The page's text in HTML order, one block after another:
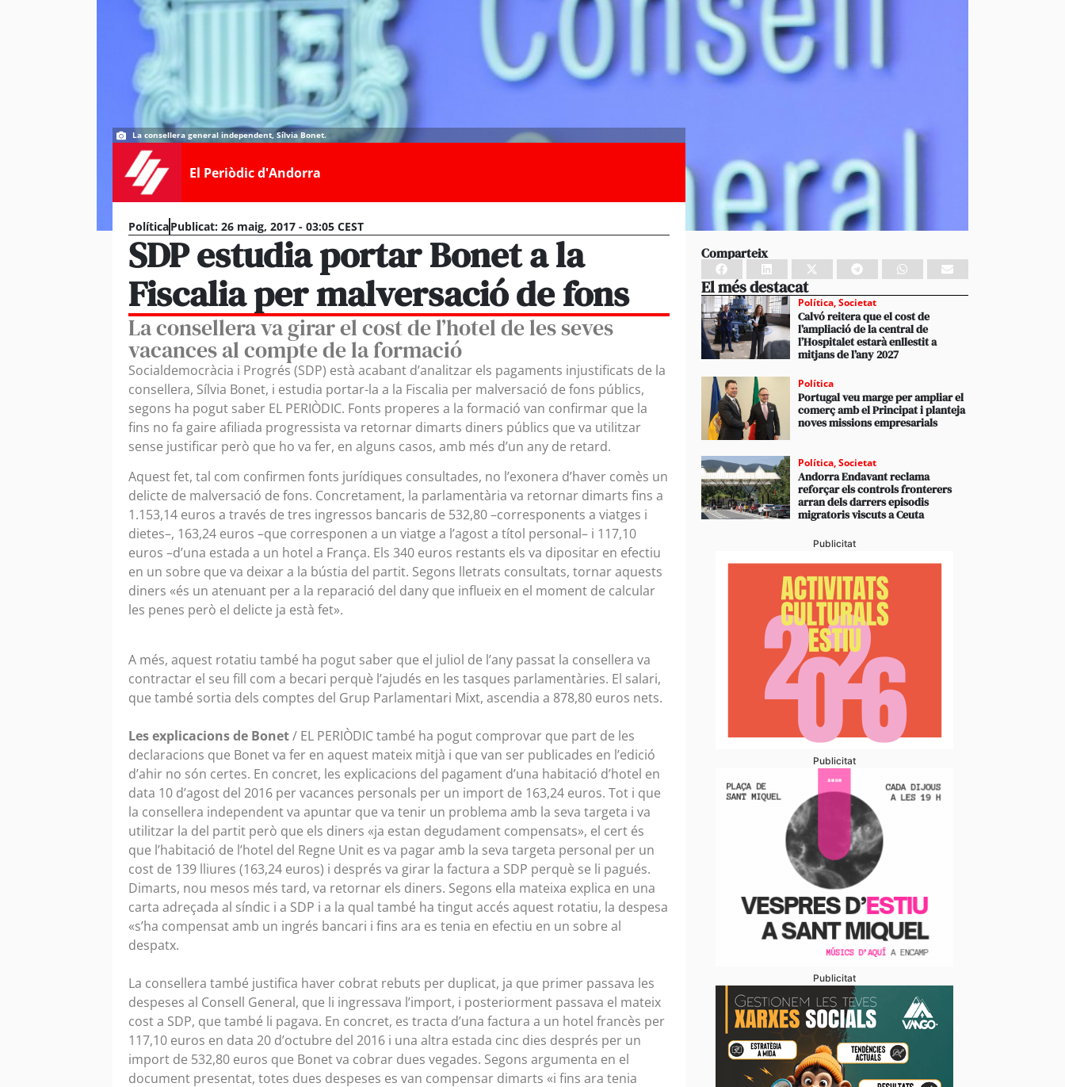
La consellera general independent, Sílvia Bonet.
El Periòdic d'Andorra
PolíticaPublicat: 26 maig, 2017 - 03:05 CEST
SDP estudia portar Bonet a la
Fiscalia per malversació de fons
La consellera va girar el cost de l’hotel de les seves
vacances al compte de la formació
Socialdemocràcia i Progrés (SDP) està acabant d’analitzar els pagaments injustificats de la
consellera, Sílvia Bonet, i estudia portar-la a la Fiscalia per malversació de fons públics,
segons ha pogut saber EL PERIÒDIC. Fonts properes a la formació van confirmar que la
fins no fa gaire afiliada progressista va retornar dimarts diners públics que va utilitzar
sense justificar però que ho va fer, en alguns casos, amb més d’un any de retard.
Aquest fet, tal com confirmen fonts jurídiques consultades, no l’exonera d’haver comès un
delicte de malversació de fons. Concretament, la parlamentària va retornar dimarts fins a
1.153,14 euros a través de tres ingressos bancaris de 532,80 –corresponents a viatges i
dietes–, 163,24 euros –que corresponen a un viatge a l’agost a títol personal– i 117,10
euros –d’una estada a un hotel a França. Els 340 euros restants els va dipositar en efectiu
en un sobre que va deixar a la bústia del partit. Segons lletrats consultats, tornar aquests
diners «és un atenuant per a la reparació del dany que influeix en el moment de calcular
les penes però el delicte ja està fet».
A més, aquest rotatiu també ha pogut saber que el juliol de l’any passat la consellera va
contractar el seu fill com a becari perquè l’ajudés en les tasques parlamentàries. El salari,
que també sortia dels comptes del Grup Parlamentari Mixt, ascendia a 878,80 euros nets.
Les explicacions de Bonet/ EL PERIÒDIC també ha pogut comprovar que part de les
declaracions que Bonet va fer en aquest mateix mitjà i que van ser publicades en l’edició
d’ahir no són certes. En concret, les explicacions del pagament d’una habitació d’hotel en
data 10 d’agost del 2016 per vacances personals per un import de 163,24 euros. Tot i que
la consellera independent va apuntar que va tenir un problema amb la seva targeta i va
utilitzar la del partit però que els diners «ja estan degudament compensats», el cert és
que l’habitació de l’hotel del Regne Unit es va pagar amb la seva targeta personal per un
cost de 139 lliures (163,24 euros) i després va girar la factura a SDP perquè se li pagués.
Dimarts, nou mesos més tard, va retornar els diners. Segons ella mateixa explica en una
carta adreçada al síndic i a SDP i a la qual també ha tingut accés aquest rotatiu, la despesa
«s’ha compensat amb un ingrés bancari i fins ara es tenia en efectiu en un sobre al
despatx.
La consellera també justifica haver cobrat rebuts per duplicat, ja que primer passava les
despeses al Consell General, que li ingressava l’import, i posteriorment passava el mateix
cost a SDP, que també li pagava. En concret, es tracta d’una factura a un hotel francès per
117,10 euros en data 20 d’octubre del 2016 i una altra estada cinc dies després per un
import de 532,80 euros que Bonet va cobrar dues vegades. Segons argumenta en el
document presentat, totes dues despeses es van compensar dimarts «i fins ara tenia
Comparteix
El més destacat
Política,Societat
Calvó reitera que el cost de
l’ampliació de la central de
l’Hospitalet estarà enllestit a
mitjans de l’any 2027
Política
Portugal veu marge per ampliar el
comerç amb el Principat i planteja
noves missions empresarials
Política,Societat
Andorra Endavant reclama
reforçar els controls fronterers
arran dels darrers episodis
migratoris viscuts a Ceuta
Publicitat
Publicitat
Publicitat